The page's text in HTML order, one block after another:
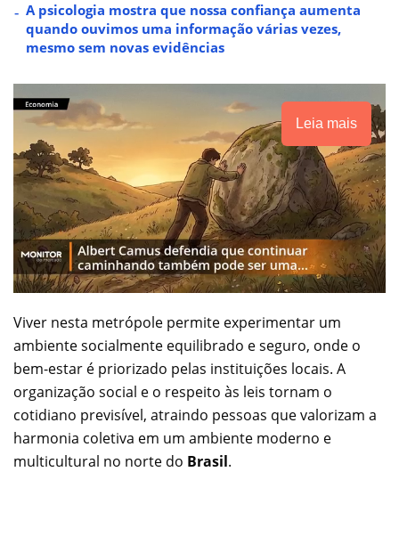
A psicologia mostra que nossa confiança aumenta
quando ouvimos uma informação várias vezes,
mesmo sem novas evidências
Leia mais
Viver nesta metrópole permite experimentar um
ambiente socialmente equilibrado e seguro, onde o
bem-estar é priorizado pelas instituições locais. A
organização social e o respeito às leis tornam o
cotidiano previsível, atraindo pessoas que valorizam a
harmonia coletiva em um ambiente moderno e
multicultural no norte do Brasil.